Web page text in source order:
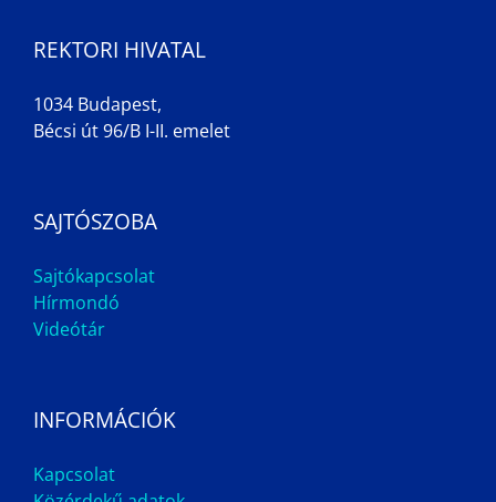
REKTORI HIVATAL
1034 Budapest,
Bécsi út 96/B I-II. emelet
SAJTÓSZOBA
Sajtókapcsolat
Hírmondó
Videótár
INFORMÁCIÓK
Kapcsolat